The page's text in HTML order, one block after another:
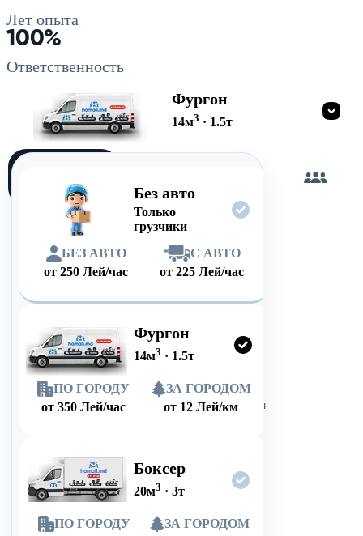
Лет опыта
100%
Ответственность
Фургон
14м3 · 1.5т
Без авто
Только
грузчики
БЕЗ АВТО
от250 Лей/час
*
С АВТО
от 225 Лей/час
Фургон
14м3 · 1.5т
ПО ГОРОДУ
от 350 Лей/час
ЗА ГОРОДОМ
от 12 Лей/км
Боксер
20м3 · 3т
ПО ГОРОДУ
ЗА ГОРОДОМ